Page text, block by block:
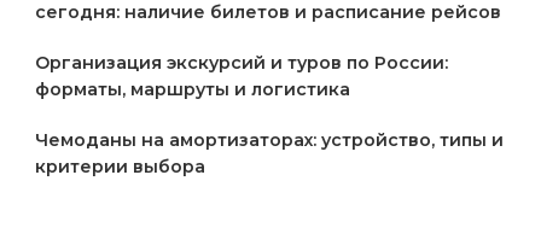
сегодня: наличие билетов и расписание рейсов
Организация экскурсий и туров по России:
форматы, маршруты и логистика
Чемоданы на амортизаторах: устройство, типы и
критерии выбора